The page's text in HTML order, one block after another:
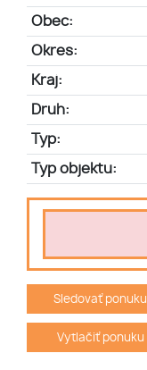
Obec:
Okres:
Kraj:
Druh:
Typ:
Typ objektu:
Sledovať ponuku
Vytlačiť ponuku